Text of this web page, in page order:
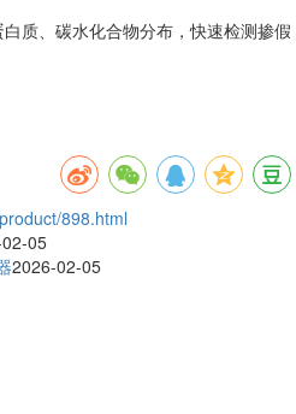
质、碳水化合物分布，快速检测掺假
898.html
05
2026-02-05